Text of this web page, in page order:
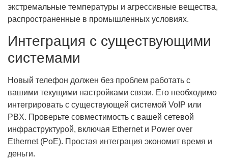
экстремальные температуры и агрессивные вещества,
распространенные в промышленных условиях.
Интеграция с существующими
системами
Новый телефон должен без проблем работать с
вашими текущими настройками связи. Его необходимо
интегрировать с существующей системой VoIP или
PBX. Проверьте совместимость с вашей сетевой
инфраструктурой, включая Ethernet и Power over
Ethernet (PoE). Простая интеграция экономит время и
деньги.